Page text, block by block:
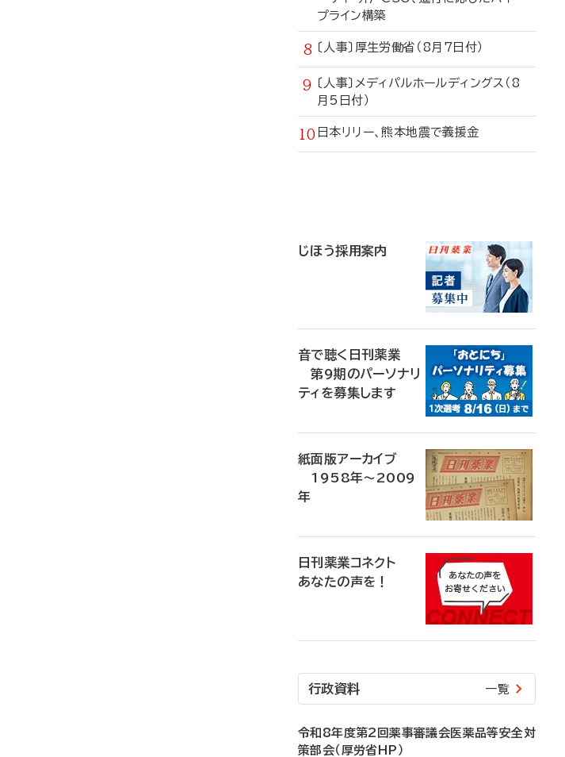
プライン構築
〔人事〕厚生労働省（8月7日付）
〔人事〕メディパルホールディングス（8
月5日付）
日本リリー、熊本地震で義援金
じほう採用案内
音で聴く日刊薬業
第9期のパーソナリ
ティを募集します
紙面版アーカイブ
1958年～2009
年
日刊薬業コネクト
あなたの声を！
行政資料 一覧
令和8年度第2回薬事審議会医薬品等安全対
策部会（厚労省HP）